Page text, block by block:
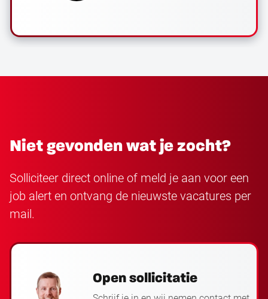
Niet gevonden wat je zocht?
Solliciteer direct online of meld je aan voor een
job alert en ontvang de nieuwste vacatures per
mail.
Open sollicitatie